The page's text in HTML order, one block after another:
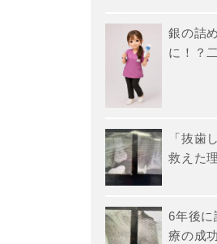
銀の詰
に！？
「抜歯
救えた
6年後に
療の成